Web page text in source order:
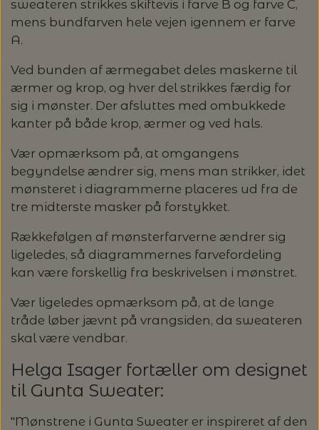
PASCULI: SUAVE - SPAR 20%
POMP STITCH - BRODERI - SPAR 30-35%
SPAR 40% - GLERUPS STØVLER BØRN (STR.
19 - 23)
PERMIN: SPAR 30% PÅ ALLE
JULEBRODERIER
BALDYRE: UDVALGTE BRODERIER - SPAR
20%
MONDIAL
PASCUALI
RAUMA GARN
PERMIN
SOMMERGARN
LENE HOLME SAMSØE - LEKNIT
MY FAVOURITE THINGS KNITWEAR
ODD ROW
OTHER LOOPS
PETITEKNIT
RAUMA
SUSIE HAUMANN
MASKESTOPPERE
MASKEWIRES
MÅLEBÅND / PINDEMÅLERE
OPSKRIFTHOLDER FRA KNITPRO -
MAGMA
SAKSE
STRIKKE- OG SYNÅLE
SYTRÅD
TRYKLÅSE
sweateren strikkes skiftevis i farve B og farve C,
mens bundfarven hele vejen igennem er farve
A.
Ved bunden af ærmegabet deles maskerne til
ærmer og krop, og hver del strikkes færdig for
sig i mønster. Der afsluttes med ombukkede
kanter på både krop, ærmer og ved hals.
Vær opmærksom på, at omgangens
begyndelse ændrer sig, mens man strikker, idet
mønsteret i diagrammerne placeres ud fra de
tre midterste masker på forstykket.
Rækkefølgen af mønsterfarverne ændrer sig
ligeledes, så diagrammernes farvefordeling
kan være forskellig fra beskrivelsen i mønstret.
Vær ligeledes opmærksom på, at de lange
tråde løber jævnt på vrangsiden, da sweateren
skal være vendbar.
Helga Isager fortæller om designet
til Gunta Sweater:
"Mønstrene i Gunta Sweater er inspireret af den